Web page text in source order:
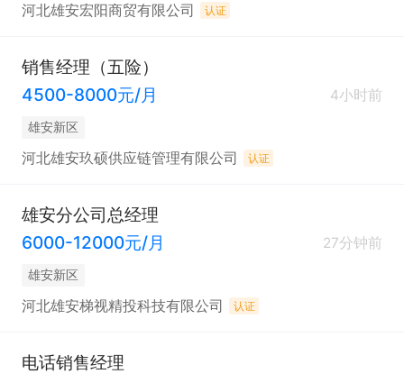
河北雄安宏阳商贸有限公司 认证
销售经理（五险）
4500-8000元/月
4小时前
雄安新区
河北雄安玖硕供应链管理有限公司 认证
雄安分公司总经理
6000-12000元/月
27分钟前
雄安新区
河北雄安梯视精投科技有限公司 认证
电话销售经理